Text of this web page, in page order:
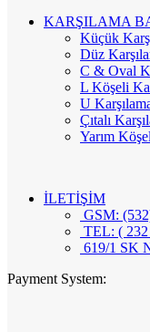
KARŞILAMA
Küçük
Düz
C & Oval
L Köşeli
U
Çıtalı
Yarım
İLETİŞİM
GSM:
TEL: (
619/1 SK
Payment System: